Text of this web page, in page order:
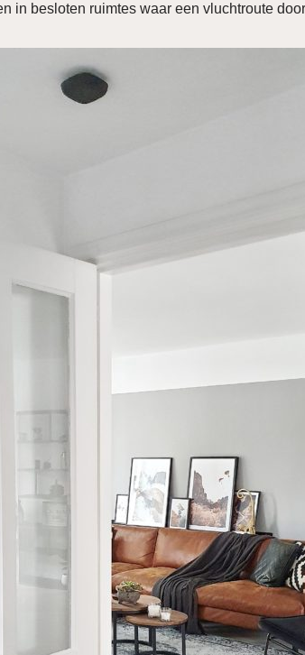
in besloten ruimtes waar een vluchtroute